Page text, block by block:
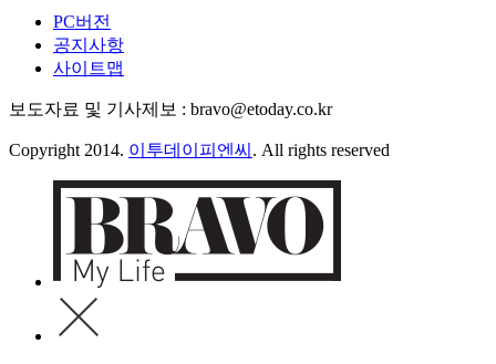
PC버전
공지사항
사이트맵
보도자료 및 기사제보 : bravo@etoday.co.kr
Copyright 2014. 이투데이피엔씨 . All rights reserved